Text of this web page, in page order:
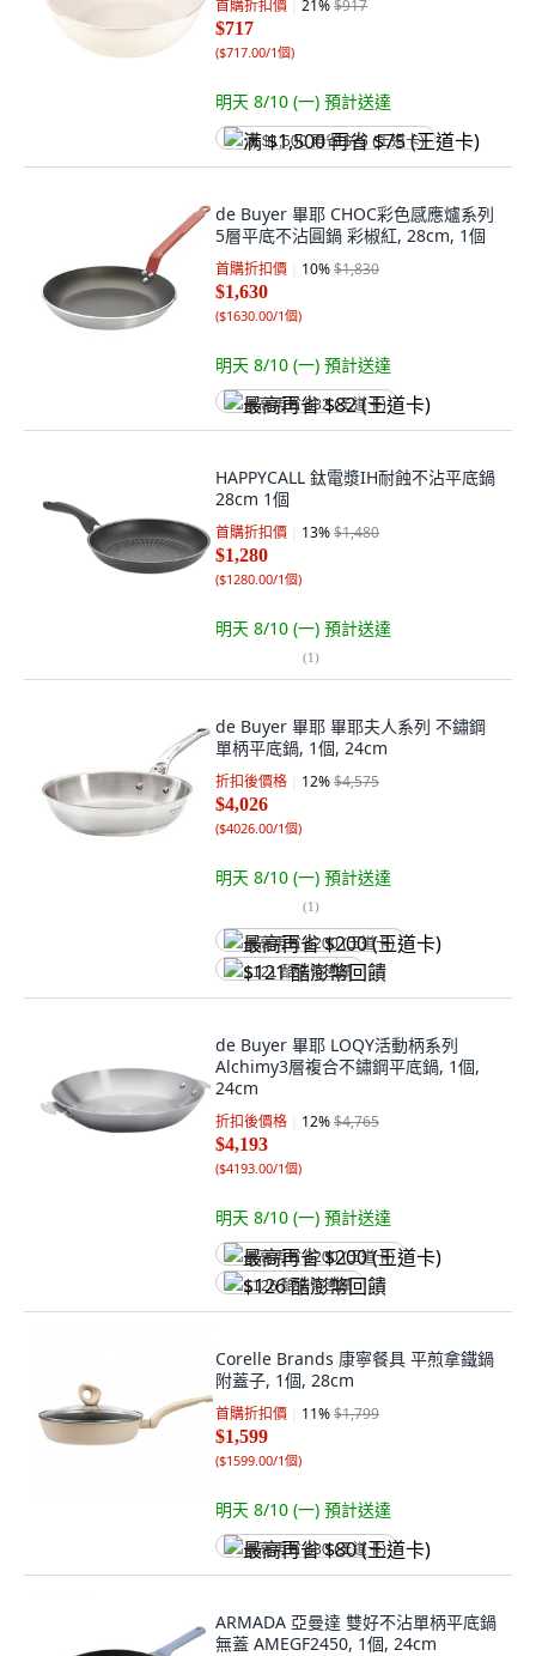
首購折扣價 21%$917
$717
($717.00/1個)
明天 8/10 (一) 預計送達
满 $1,500 再省 $75 (王道卡)
de Buyer 畢耶 CHOC彩色感應爐系列
5層平底不沾圓鍋 彩椒紅, 28cm, 1個
首購折扣價 10%$1,830
$1,630
($1630.00/1個)
明天 8/10 (一) 預計送達
最高再省 $82 (王道卡)
HAPPYCALL 鈦電漿IH耐蝕不沾平底鍋
28cm 1個
首購折扣價 13%$1,480
$1,280
($1280.00/1個)
明天 8/10 (一) 預計送達
(1)
de Buyer 畢耶 畢耶夫人系列 不鏽鋼
單柄平底鍋, 1個, 24cm
折扣後價格 12%$4,575
$4,026
($4026.00/1個)
明天 8/10 (一) 預計送達
(1)
最高再省 $200 (王道卡)
$121 酷澎幣回饋
de Buyer 畢耶 LOQY活動柄系列
Alchimy3層複合不鏽鋼平底鍋, 1個,
24cm
折扣後價格 12%$4,765
$4,193
($4193.00/1個)
明天 8/10 (一) 預計送達
最高再省 $200 (王道卡)
$126 酷澎幣回饋
Corelle Brands 康寧餐具 平煎拿鐵鍋
附蓋子, 1個, 28cm
首購折扣價 11%$1,799
$1,599
($1599.00/1個)
明天 8/10 (一) 預計送達
最高再省 $80 (王道卡)
ARMADA 亞曼達 雙好不沾單柄平底鍋
無蓋 AMEGF2450, 1個, 24cm